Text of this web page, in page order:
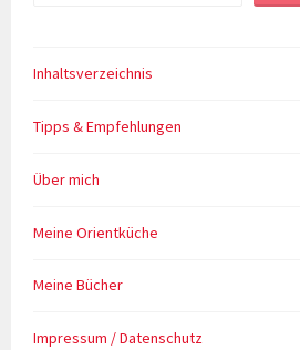
Inhaltsverzeichnis
Tipps & Empfehlungen
Über mich
Meine Orientküche
Meine Bücher
Impressum / Datenschutz